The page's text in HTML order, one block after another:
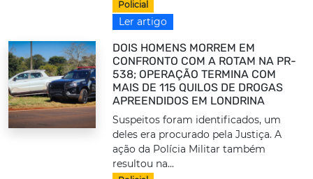
Policial
Ler artigo
DOIS HOMENS MORREM EM
CONFRONTO COM A ROTAM NA PR-
538; OPERAÇÃO TERMINA COM
MAIS DE 115 QUILOS DE DROGAS
APREENDIDOS EM LONDRINA
Suspeitos foram identificados, um
deles era procurado pela Justiça. A
ação da Polícia Militar também
resultou na...